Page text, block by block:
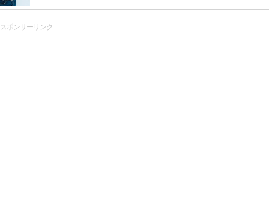
スポンサーリンク